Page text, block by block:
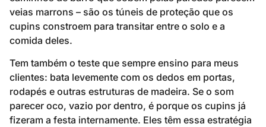
veias marrons – são os túneis de proteção que os
cupins constroem para transitar entre o solo e a
comida deles.
Tem também o teste que sempre ensino para meus
clientes: bata levemente com os dedos em portas,
rodapés e outras estruturas de madeira. Se o som
parecer oco, vazio por dentro, é porque os cupins já
fizeram a festa internamente. Eles têm essa estratégia